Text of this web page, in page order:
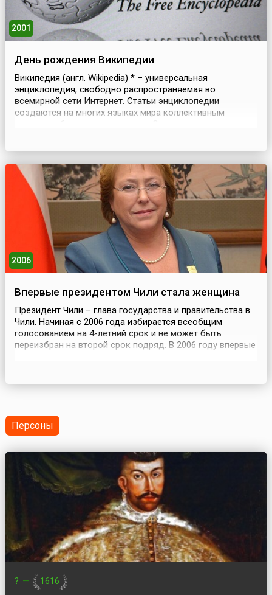
2001
День рождения Википедии
Википедия (англ. Wikipedia) * – универсальная
энциклопедия, свободно распространяемая во
всемирной сети Интернет. Статьи энциклопедии
создаются на многих языках мира коллективным
объему сведений и тематическ...
2006
Впервые президентом Чили стала женщина
Президент Чили – глава государства и правительства в
Чили. Начиная с 2006 года избирается всеобщим
голосованием на 4-летний срок и не может быть
переизбран на второй срок подряд. В 2006 году впервые
Персоны
? — 1616